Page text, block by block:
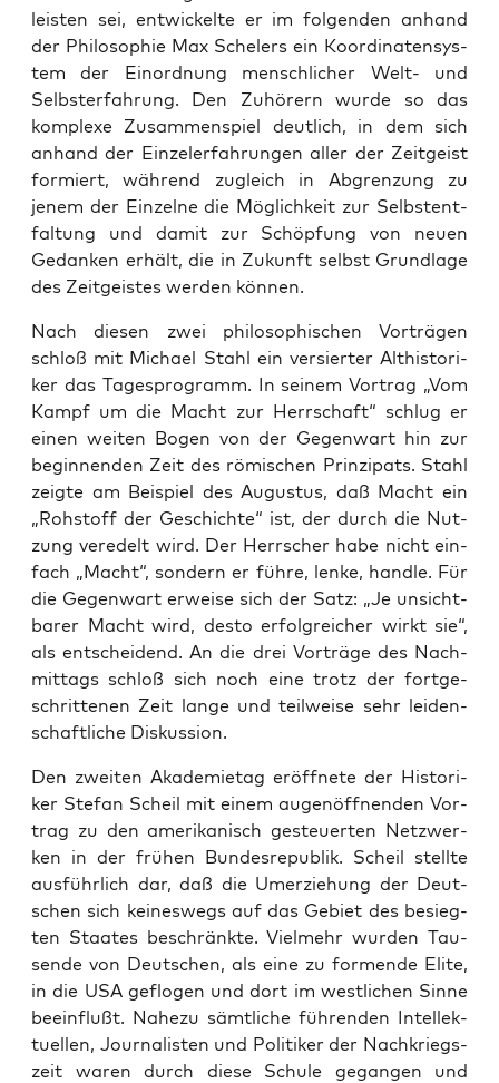
leis­ten sei, ent­wi­ckel­te er im fol­gen­den anhand
der Phi­lo­so­phie Max Schel­ers ein Koor­di­na­ten­sys­
tem der Ein­ord­nung mensch­li­cher Welt- und
Selbst­er­fah­rung. Den Zuhö­rern wur­de so das
kom­ple­xe Zusam­men­spiel deut­lich, in dem sich
anhand der Ein­zel­erfah­run­gen aller der Zeit­geist
for­miert, wäh­rend zugleich in Abgren­zung zu
jenem der Ein­zel­ne die Mög­lich­keit zur Selbst­ent­
fal­tung und damit zur Schöp­fung von neu­en
Gedan­ken erhält, die in Zukunft selbst Grund­la­ge
des Zeit­geis­tes wer­den können.
Nach die­sen zwei phi­lo­so­phi­schen Vor­trä­gen
schloß mit Micha­el Stahl ein ver­sier­ter Alt­his­to­ri­
ker das Tages­pro­gramm. In sei­nem Vor­trag „Vom
Kampf um die Macht zur Herr­schaft“ schlug er
einen wei­ten Bogen von der Gegen­wart hin zur
begin­nen­den Zeit des römi­schen Prin­zi­pats. Stahl
zeig­te am Bei­spiel des Augus­tus, daß Macht ein
„Roh­stoff der Geschich­te“ ist, der durch die Nut­
zung ver­edelt wird. Der Herr­scher habe nicht ein­
fach „Macht“, son­dern er füh­re, len­ke, hand­le. Für
die Gegen­wart erwei­se sich der Satz: „Je unsicht­
ba­rer Macht wird, des­to erfolg­rei­cher wirkt sie“,
als ent­schei­dend. An die drei Vor­trä­ge des Nach­
mit­tags schloß sich noch eine trotz der fort­ge­
schrit­te­nen Zeit lan­ge und teil­wei­se sehr lei­den­
schaft­li­che Diskussion.
Den zwei­ten Aka­de­mie­tag eröff­ne­te der His­to­ri­
ker Ste­fan Scheil mit einem augen­öff­nen­den Vor­
trag zu den ame­ri­ka­nisch gesteu­er­ten Netz­wer­
ken in der frü­hen Bun­des­re­pu­blik. Scheil stell­te
aus­führ­lich dar, daß die Umer­zie­hung der Deut­
schen sich kei­nes­wegs auf das Gebiet des besieg­
ten Staa­tes beschränk­te. Viel­mehr wur­den Tau­
sen­de von Deut­schen, als eine zu for­men­de Eli­te,
in die USA geflo­gen und dort im west­li­chen Sin­ne
beein­flußt. Nahe­zu sämt­li­che füh­ren­den Intel­lek­
tu­el­len, Jour­na­lis­ten und Poli­ti­ker der Nach­kriegs­
zeit waren durch die­se Schu­le gegan­gen und